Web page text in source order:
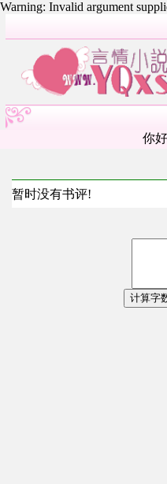
Warning: Invalid argument
你
暂时没有书评!